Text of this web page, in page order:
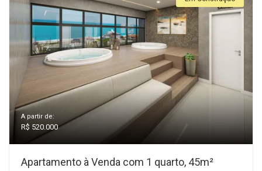
A partir de:
R$ 520.000
Apartamento à Venda com 1 quarto, 45m²